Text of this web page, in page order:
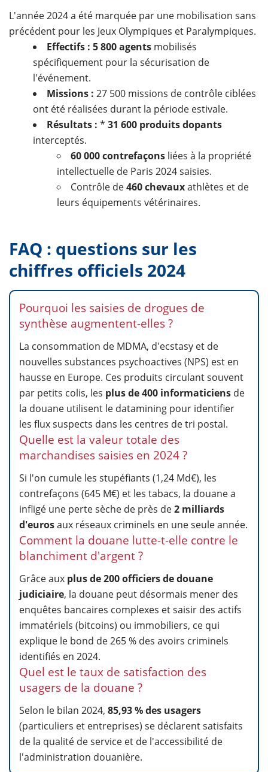
L'année 2024 a été marquée par une mobilisation sans
précédent pour les Jeux Olympiques et Paralympiques.
Effectifs : 5 800 agents mobilisés
spécifiquement pour la sécurisation de
l'événement.
Missions : 27 500 missions de contrôle ciblées
ont été réalisées durant la période estivale.
Résultats : * 31 600 produits dopants
interceptés.
60 000 contrefaçons liées à la propriété
intellectuelle de Paris 2024 saisies.
Contrôle de460 chevauxathlètes et de
leurs équipements vétérinaires.
FAQ : questions sur les
chiffres officiels 2024
Pourquoi les saisies de drogues de
synthèse augmentent-elles ?
La consommation de MDMA, d'ecstasy et de
nouvelles substances psychoactives (NPS) est en
hausse en Europe. Ces produits circulant souvent
par petits colis, les plus de 400 informaticiens de
la douane utilisent le datamining pour identifier
les flux suspects dans les centres de tri postal.
Quelle est la valeur totale des
marchandises saisies en 2024 ?
Si l'on cumule les stupéfiants (1,24 Md€), les
contrefaçons (645 M€) et les tabacs, la douane a
infligé une perte sèche de près de2 milliards
d'eurosaux réseaux criminels en une seule année.
Comment la douane lutte-t-elle contre le
blanchiment d'argent ?
Grâce aux plus de 200 officiers de douane
judiciaire, la douane peut désormais mener des
enquêtes bancaires complexes et saisir des actifs
immatériels (bitcoins) ou immobiliers, ce qui
explique le bond de 265 % des avoirs criminels
identifiés en 2024.
Quel est le taux de satisfaction des
usagers de la douane ?
Selon le bilan 2024, 85,93 % des usagers
(particuliers et entreprises) se déclarent satisfaits
de la qualité de service et de l'accessibilité de
l'administration douanière.